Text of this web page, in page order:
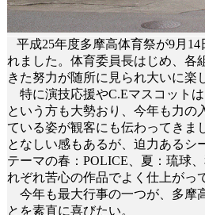
平成25年度多摩高体育祭が9月
れました。体育委員長はじめ、各
きた努力が随所に見られ大いに楽
特に演技応援やC.Eマスコット
という方も大勢おり、今年も力の
ている姿が観客にも伝わってきま
となしい感もあるが、迫力あるシ
テーマの春：POLICE、夏：琉球
れぞれ苦心の作品でよく仕上がっ
今年も最大行事の一つが、多摩
とを素直に喜びたい。